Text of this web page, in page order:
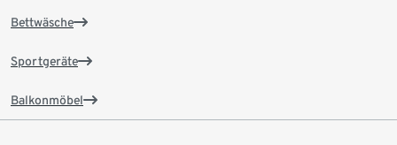
Bettwäsche
Sportgeräte
Balkonmöbel